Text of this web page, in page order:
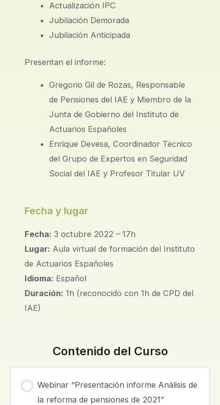
Actualización IPC
Jubilación Demorada
Jubilación Anticipada
Presentan el informe:
Gregorio Gil de Rozas, Responsable
de Pensiones del IAE y Miembro de la
Junta de Gobierno del Instituto de
Actuarios Españoles
Enrique Devesa, Coordinador Técnico
del Grupo de Expertos en Seguridad
Social del IAE y Profesor Titular UV
Fecha y lugar
Fecha: 3 octubre 2022 – 17h
Lugar: Aula virtual de formación del Instituto
de Actuarios Españoles
Idioma: Español
Duración: 1h (reconocido con 1h de CPD del
IAE)
Contenido del Curso
Webinar “Presentación informe Análisis de
la reforma de pensiones de 2021”